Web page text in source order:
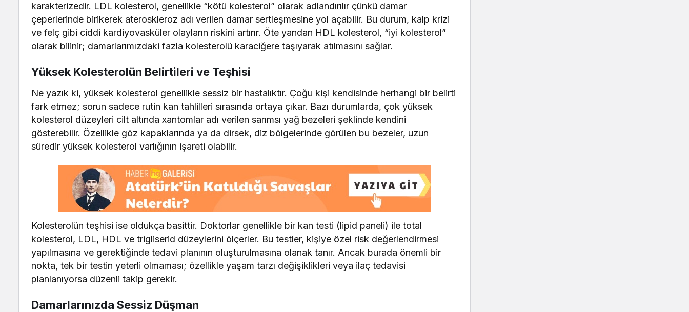
karakterizedir. LDL kolesterol, genellikle “kötü kolesterol” olarak adlandırılır çünkü damar
çeperlerinde birikerek ateroskleroz adı verilen damar sertleşmesine yol açabilir. Bu durum, kalp krizi
ve felç gibi ciddi kardiyovasküler olayların riskini artırır. Öte yandan HDL kolesterol, “iyi kolesterol”
olarak bilinir; damarlarımızdaki fazla kolesterolü karaciğere taşıyarak atılmasını sağlar.
Yüksek Kolesterolün Belirtileri ve Teşhisi
Ne yazık ki, yüksek kolesterol genellikle sessiz bir hastalıktır. Çoğu kişi kendisinde herhangi bir belirti
fark etmez; sorun sadece rutin kan tahlilleri sırasında ortaya çıkar. Bazı durumlarda, çok yüksek
kolesterol düzeyleri cilt altında xantomlar adı verilen sarımsı yağ bezeleri şeklinde kendini
gösterebilir. Özellikle göz kapaklarında ya da dirsek, diz bölgelerinde görülen bu bezeler, uzun
süredir yüksek kolesterol varlığının işareti olabilir.
Kolesterolün teşhisi ise oldukça basittir. Doktorlar genellikle bir kan testi (lipid paneli) ile total
kolesterol, LDL, HDL ve trigliserid düzeylerini ölçerler. Bu testler, kişiye özel risk değerlendirmesi
yapılmasına ve gerektiğinde tedavi planının oluşturulmasına olanak tanır. Ancak burada önemli bir
nokta, tek bir testin yeterli olmaması; özellikle yaşam tarzı değişiklikleri veya ilaç tedavisi
planlanıyorsa düzenli takip gerekir.
Damarlarınızda Sessiz Düşman